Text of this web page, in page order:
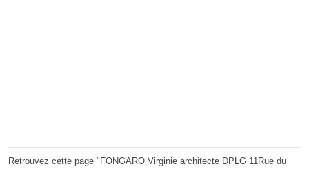
Retrouvez cette page "FONGARO Virginie architecte DPLG 11Rue du